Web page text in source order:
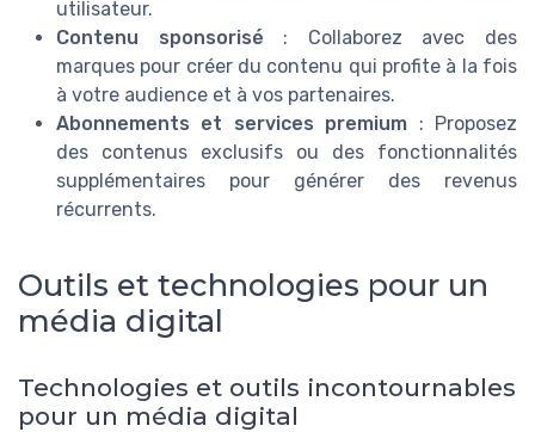
utilisateur.
Contenu sponsorisé : Collaborez avec des
marques pour créer du contenu qui profite à la fois
à votre audience et à vos partenaires.
Abonnements et services premium : Proposez
des contenus exclusifs ou des fonctionnalités
supplémentaires pour générer des revenus
récurrents.
Outils et technologies pour un
média digital
Technologies et outils incontournables
pour un média digital